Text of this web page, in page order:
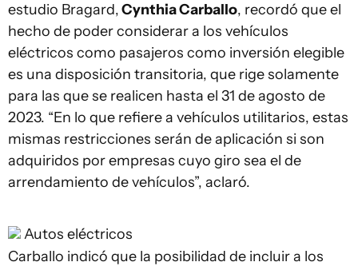
estudio Bragard,Cynthia Carballo, recordó que el
hecho de poder considerar a los vehículos
eléctricos como pasajeros como inversión elegible
es una disposición transitoria, que rige solamente
para las que se realicen hasta el 31 de agosto de
2023. “En lo que refiere a vehículos utilitarios, estas
mismas restricciones serán de aplicación si son
adquiridos por empresas cuyo giro sea el de
arrendamiento de vehículos”, aclaró.
Autos eléctricos
Carballo indicó que la posibilidad de incluir a los